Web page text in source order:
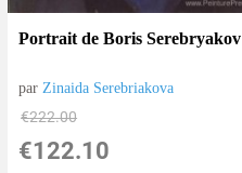
Portrait de Boris Serebryakov
parZinaida Serebriakova
€222.00
€122.10